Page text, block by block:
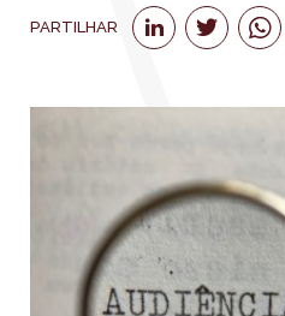
PARTILHAR